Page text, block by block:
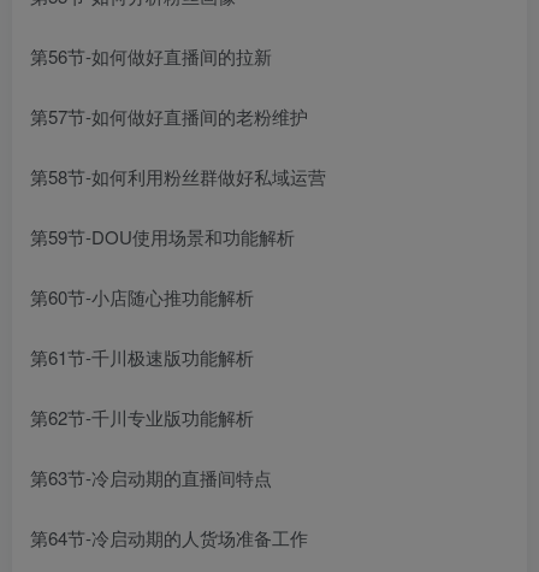
第56节-如何做好直播间的拉新
第57节-如何做好直播间的老粉维护
第58节-如何利用粉丝群做好私域运营
第59节-DOU使用场景和功能解析
第60节-小店随心推功能解析
第61节-千川极速版功能解析
第62节-千川专业版功能解析
第63节-冷启动期的直播间特点
第64节-冷启动期的人货场准备工作